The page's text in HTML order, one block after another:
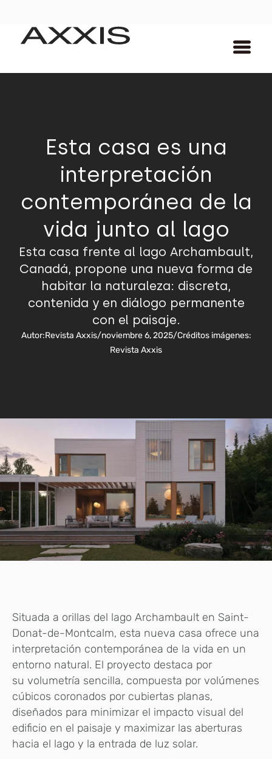
Esta casa es una
interpretación
contemporánea de la
vida junto al lago
Esta casa frente al lago Archambault,
Canadá, propone una nueva forma de
habitar la naturaleza: discreta,
contenida y en diálogo permanente
con el paisaje.
Autor:Revista Axxis/noviembre 6, 2025/Créditos imágenes:
Revista Axxis
Situada a orillas del lago Archambault en Saint-
Donat-de-Montcalm, esta nueva casa ofrece una
interpretación contemporánea de la vida en un
entorno natural. El proyecto destaca por
su volumetría sencilla, compuesta por volúmenes
cúbicos coronados por cubiertas planas,
diseñados para minimizar el impacto visual del
edificio en el paisaje y maximizar las aberturas
hacia el lago y la entrada de luz solar.